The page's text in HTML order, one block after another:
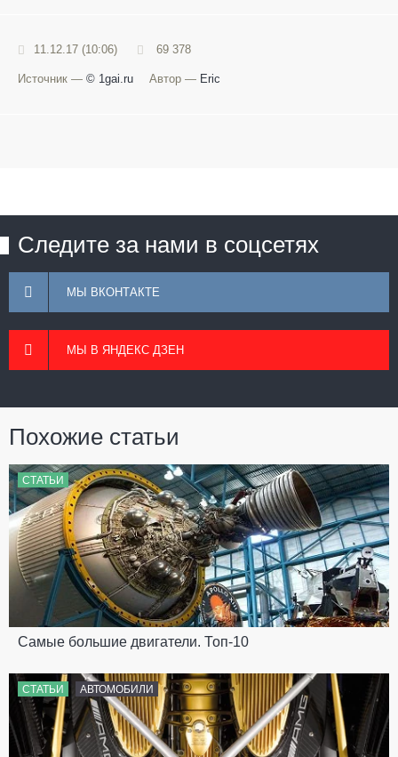
11.12.17 (10:06) 69 378
Источник — © 1gai.ru Автор — Eric
Следите за нами в соцсетях
МЫ ВКОНТАКТЕ
МЫ В ЯНДЕКС ДЗЕН
Похожие статьи
СТАТЬИ
Самые большие двигатели. Топ-10
СТАТЬИ АВТОМОБИЛИ